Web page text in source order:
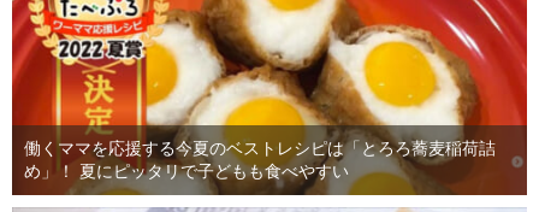
働くママを応援する今夏のベストレシピは「とろろ蕎麦稲荷詰
め」！ 夏にピッタリで子どもも食べやすい